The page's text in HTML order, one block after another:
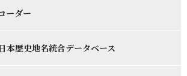
ーダー
本歴史地名統合データベース